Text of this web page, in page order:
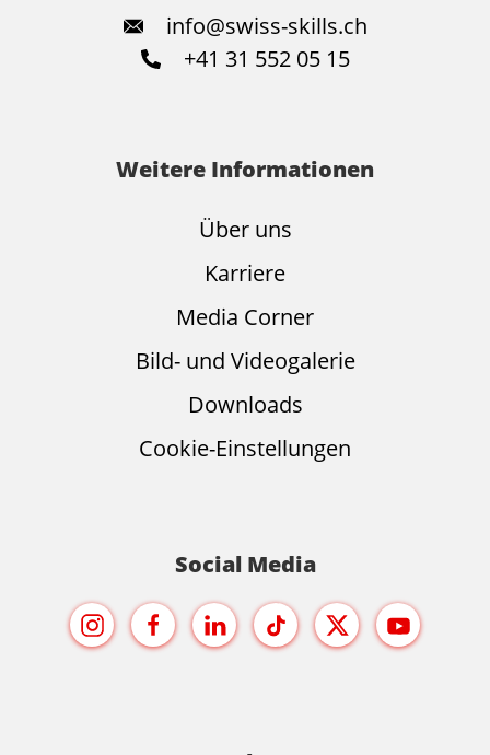
info@swiss-skills.ch
+41 31 552 05 15
Weitere Informationen
Über uns
Karriere
Media Corner
Bild- und Videogalerie
Downloads
Cookie-Einstellungen
Social Media